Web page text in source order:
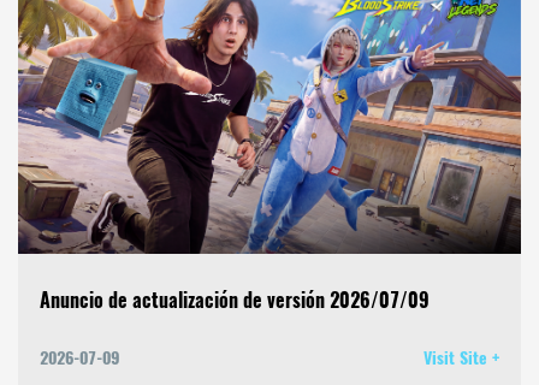
Anuncio de actualización de versión 2026/07/09
2026-07-09 Visit Site +